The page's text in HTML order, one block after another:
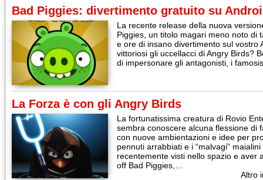
Bad Piggies: divertimento gratuito su
La recente release della nuova
Piggies, un titolo magari meno noto di
e ore di insano divertimento sul vostro
vittoriosi gli uccellacci di Angry Birds?
di impersonare gli antagonisti, i
La Forza è con gli Angry Birds
La fortunatissima creatura di Rovio
sembra conoscere alcuna flessione di
con nuove ambientazioni e idee per
pennuti arrabbiati e i “malvagi”
recentemente visti nello spazio e aver
off Bad Piggies,…
Altro